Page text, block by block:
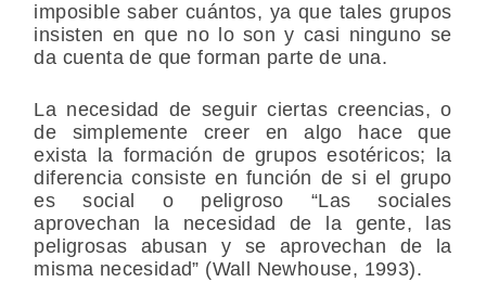
imposible saber cuántos, ya que tales grupos
insisten en que no lo son y casi ninguno se
da cuenta de que forman parte de una.
La necesidad de seguir ciertas creencias, o
de simplemente creer en algo hace que
exista la formación de grupos esotéricos; la
diferencia consiste en función de si el grupo
es social o peligroso “Las sociales
aprovechan la necesidad de la gente, las
peligrosas abusan y se aprovechan de la
misma necesidad” (Wall Newhouse, 1993).